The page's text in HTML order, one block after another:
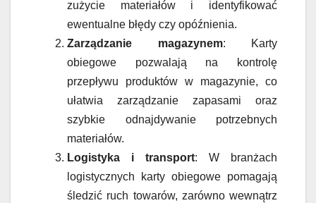
zużycie materiałów i identyfikować
ewentualne błędy czy opóźnienia.
Zarządzanie magazynem: Karty
obiegowe pozwalają na kontrolę
przepływu produktów w magazynie, co
ułatwia zarządzanie zapasami oraz
szybkie odnajdywanie potrzebnych
materiałów.
Logistyka i transport: W branżach
logistycznych karty obiegowe pomagają
śledzić ruch towarów, zarówno wewnątrz